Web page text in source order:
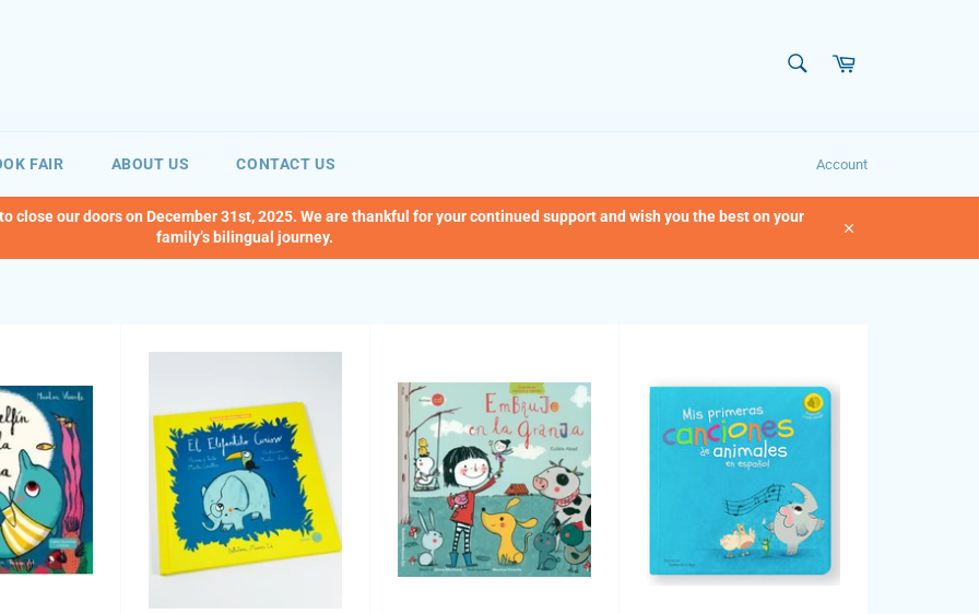
Cart
FAIR ABOUT US CONTACT US Account
close our doors on December 31st, 2025. We are thankful for your continued support and wish you the best on your
family’s bilingual journey.